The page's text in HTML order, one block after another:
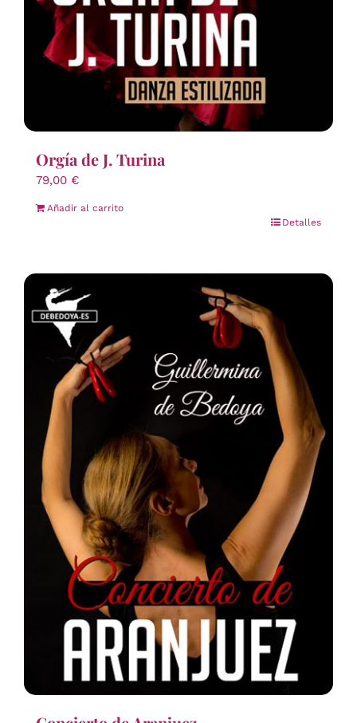
Orgía de J. Turina
79,00 €
Añadir al carrito
Detalles